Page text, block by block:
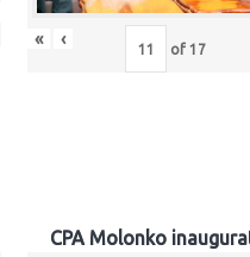
« ‹ of 17
CPA Molonko